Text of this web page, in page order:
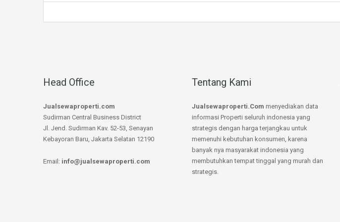
Head Office
Jualsewaproperti.com
Sudirman Central Business District
Jl. Jend. Sudirman Kav. 52-53, Senayan
Kebayoran Baru, Jakarta Selatan 12190
Email: info@jualsewaproperti.com
Tentang Kami
Jualsewaproperti.Com menyediakan data
informasi Properti seluruh indonesia yang
strategis dengan harga terjangkau untuk
memenuhi kebutuhan konsumen, karena
banyak nya masyarakat indonesia yang
membutuhkan tempat tinggal yang murah dan
strategis.